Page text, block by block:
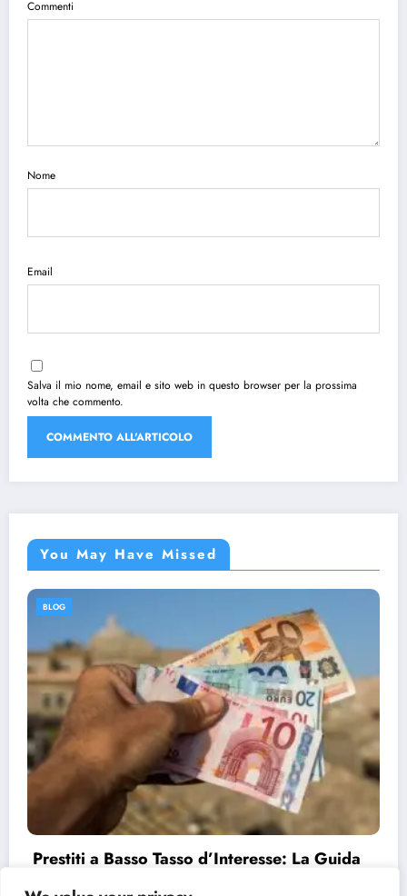
Commenti
Nome
Email
Salva il mio nome, email e sito web in questo browser per la prossima
volta che commento.
You May Have Missed
BLOG
Prestiti a Basso Tasso d’Interesse: La Guida